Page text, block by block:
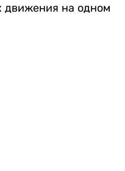
движения на одном